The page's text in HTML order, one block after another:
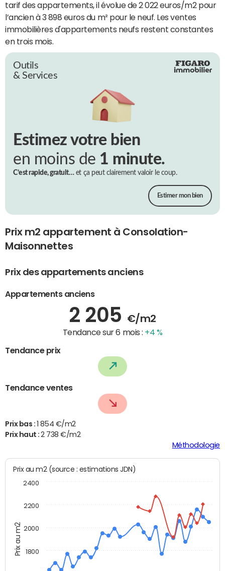
tarif des appartements, il évolue de 2 022 euros/m2 pour
l’ancien à 3 898 euros du m² pour le neuf. Les ventes
immobilières d'appartements neufs restent constantes
en trois mois.
Outils
& Services
Estimez votre bien
en moins de 1 minute.
C’est rapide, gratuit…et ça peut clairement valoir le coup.
Estimer mon bien
Prix m2 appartement à Consolation-
Maisonnettes
Prix des appartements anciens
Appartements anciens
2 205 €/m2
Tendance sur 6 mois : +4 %
Tendance prix
Tendance ventes
Prix bas : 1 854 €/m2
Prix haut :2 738 €/m2
Méthodologie
Prix au m2
Prix au m2 (source : estimations JDN)
1800
2000
2200
2400